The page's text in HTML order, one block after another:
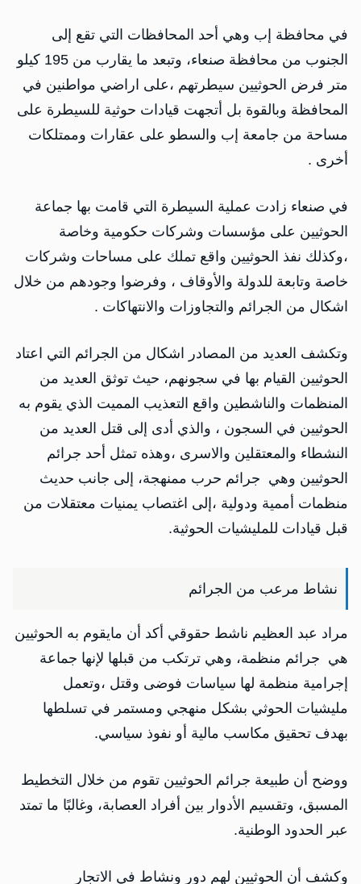
في محافظة إب وهي أحد المحافظات التي تقع إلى
الجنوب من محافظة صنعاء، وتبعد ما يقارب من 195 كيلو
متر فرض الحوثيين سيطرتهم ،على اراضي مواطنين في
المحافظة وبالقوة بل أتجهت قيادات حوثية للسيطرة على
مساحة من جامعة إب والسطو على عقارات وممتلكات
أخرى .
في صنعاء زادت عملية السيطرة التي قامت بها جماعة
الحوثيين على مؤسسات وشركات حكومية وخاصة
،وكذلك نفذ الحوثيين واقع تملك على مساحات وشركات
خاصة وتابعة للدولة والأوقاف ، وفرضوا وجودهم من خلال
اشكال من الجرائم والتجاوزات والانتهاكات .
وتكشف العديد من المصادر اشكال من الجرائم التي اعتاد
الحوثيين القيام بها في سجونهم، حيث توثق العديد من
المنظمات والناشطين واقع التعذيب المميت الذي يقوم به
الحوثيين في السجون ، والذي أدى إلى قتل العديد من
النشطاء والمعتقلين والاسرى ،وهذه تمثل أحد جرائم
الحوثيين وهي جرائم حرب ممنهجة، إلى جانب حديث
منظمات أممية ودولية ،إلى اغتصاب يمنيات معتقلات من
قبل قيادات للمليشيات الحوثية.
نشاط مرعب من الجرائم
مراد عبد العظيم ناشط حقوقي أكد أن مايقوم به الحوثيين
هي جرائم منظمة، وهي ترتكب من قبلها لإنها جماعة
إجرامية منظمة لها سياسات فوضى وقتل ،وتعمل
مليشيات الحوثي بشكل منهجي ومستمر في تسلطها
بهدف تحقيق مكاسب مالية أو نفوذ سياسي.
ووضح أن طبيعة جرائم الحوثيين تقوم من خلال التخطيط
المسبق، وتقسيم الأدوار بين أفراد العصابة، وغالبًا ما تمتد
عبر الحدود الوطنية.
وكشف أن الحوثيين لهم دور ونشاط في الاتجار